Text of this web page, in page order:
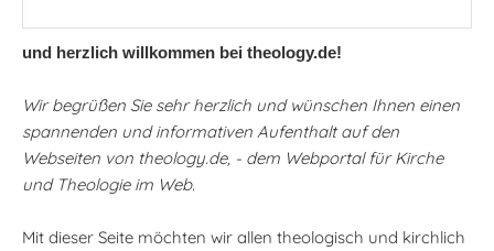
und herzlich willkommen bei theology.de!
Wir begrüßen Sie sehr herzlich und wünschen Ihnen einen
spannenden und informativen Aufenthalt auf den
Webseiten von theology.de, - dem Webportal für Kirche
und Theologie im Web.
Mit dieser Seite möchten wir allen theologisch und kirchlich